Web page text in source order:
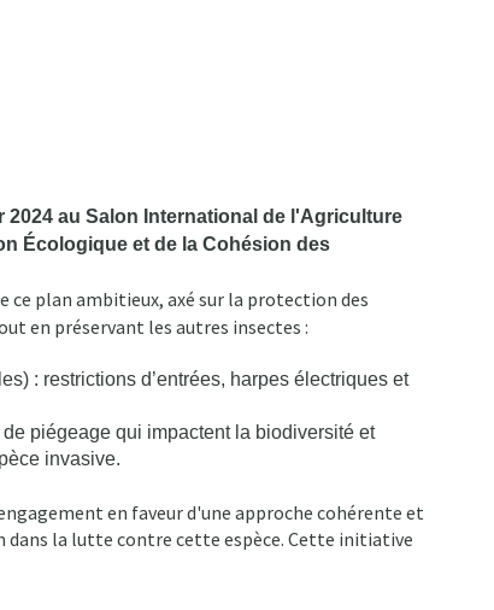
2024 au Salon International de l'Agriculture
Écologique et de la Cohésion des
ce plan ambitieux, axé sur la protection des
en préservant les autres insectes :
: restrictions d’entrées, harpes électriques et
piégeage qui impactent la biodiversité et
invasive.
en faveur d'une approche cohérente et
dans la lutte contre cette espèce. Cette initiative